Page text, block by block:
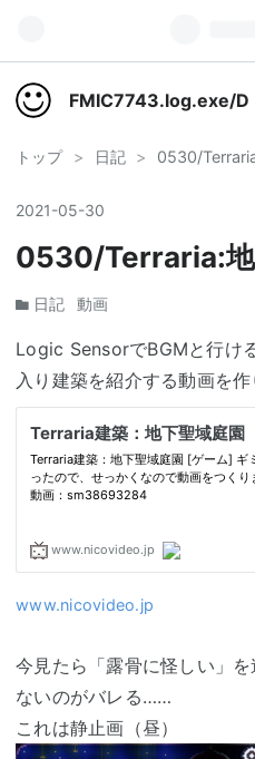
FMIC7743.log.exe/D
トップ > 日記 > 0530/
2021-05-30
0530/Terraria:地
日記 動画
Logic SensorでBGMと行け
入り建築を紹介する動画を作
www.nicovideo.jp
今見たら「露骨に怪しい」
ないのがバレる……
これは静止画（昼）